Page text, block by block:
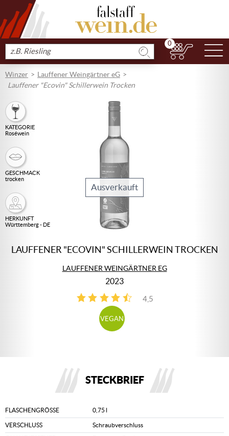
Produkt
suchen
0
Winzer
Lauffener Weingärtner eG
Lauffener "Ecovin" Schillerwein Trocken
KATEGORIE
Roséwein
GESCHMACK
trocken
HERKUNFT
Württemberg - DE
Ausverkauft
LAUFFENER "ECOVIN" SCHILLERWEIN TROCKEN
LAUFFENER WEINGÄRTNER EG
2023
4,5
4
VEGAN
STECKBRIEF
FLASCHENGRÖSSE 0,75 l
VERSCHLUSS Schraubverschluss